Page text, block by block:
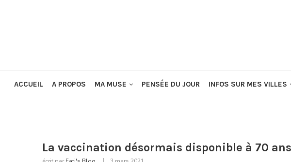
ACCUEIL A PROPOS MA MUSE PENSÉE DU JOUR INFOS SUR MES VILLES
La vaccination désormais disponible à 70